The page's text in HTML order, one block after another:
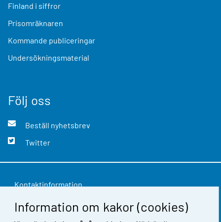
Information om kakor (cookies)
Finland i siffror
Prisomräknaren
Kommande publiceringar
Undersökningsmaterial
Följ oss
Beställ nyhetsbrev
Twitter
Kontaktinformation
Respons